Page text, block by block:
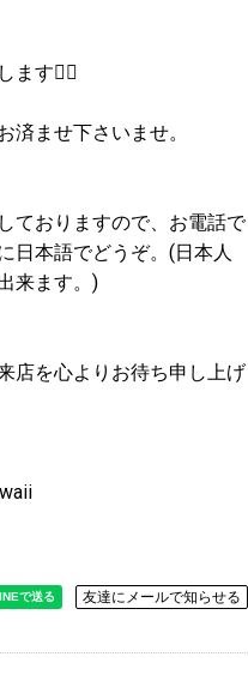
ます🙇‍♀️
済ませ下さいませ。
ておりますので、お電話で
日本語でどうぞ。(日本人
来ます。)
店を心よりお待ち申し上げ
友達にメールで知らせる